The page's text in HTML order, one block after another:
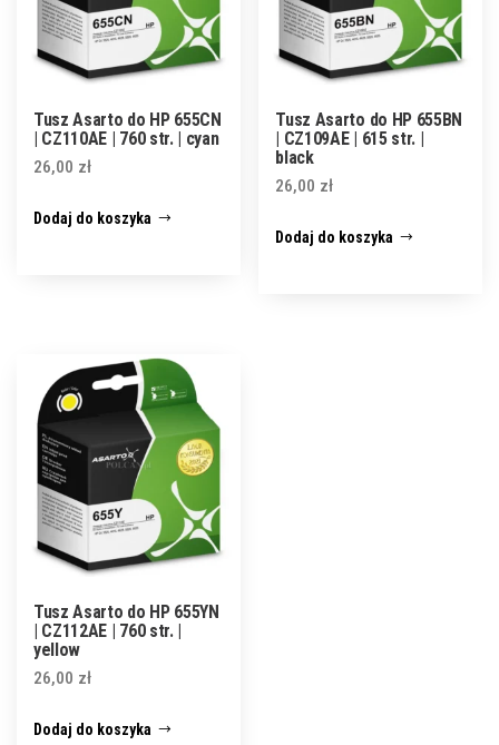
Tusz Asarto do HP 655CN
| CZ110AE | 760 str. | cyan
26,00 zł
Dodaj do koszyka
Tusz Asarto do HP 655BN
| CZ109AE | 615 str. |
black
26,00 zł
Dodaj do koszyka
Tusz Asarto do HP 655YN
| CZ112AE | 760 str. |
yellow
26,00 zł
Dodaj do koszyka